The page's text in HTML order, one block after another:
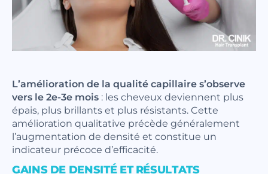
L’amélioration de la qualité capillaire s’observe
vers le 2e-3e mois : les cheveux deviennent plus
épais, plus brillants et plus résistants. Cette
amélioration qualitative précède généralement
l’augmentation de densité et constitue un
indicateur précoce d’efficacité.
GAINS DE DENSITÉ ET RÉSULTATS